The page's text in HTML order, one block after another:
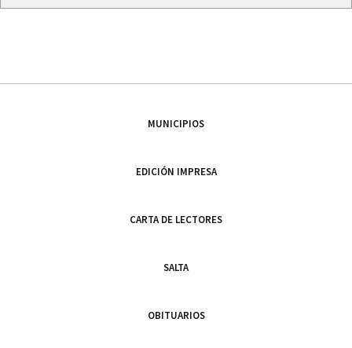
MUNICIPIOS
EDICIÓN IMPRESA
CARTA DE LECTORES
SALTA
OBITUARIOS